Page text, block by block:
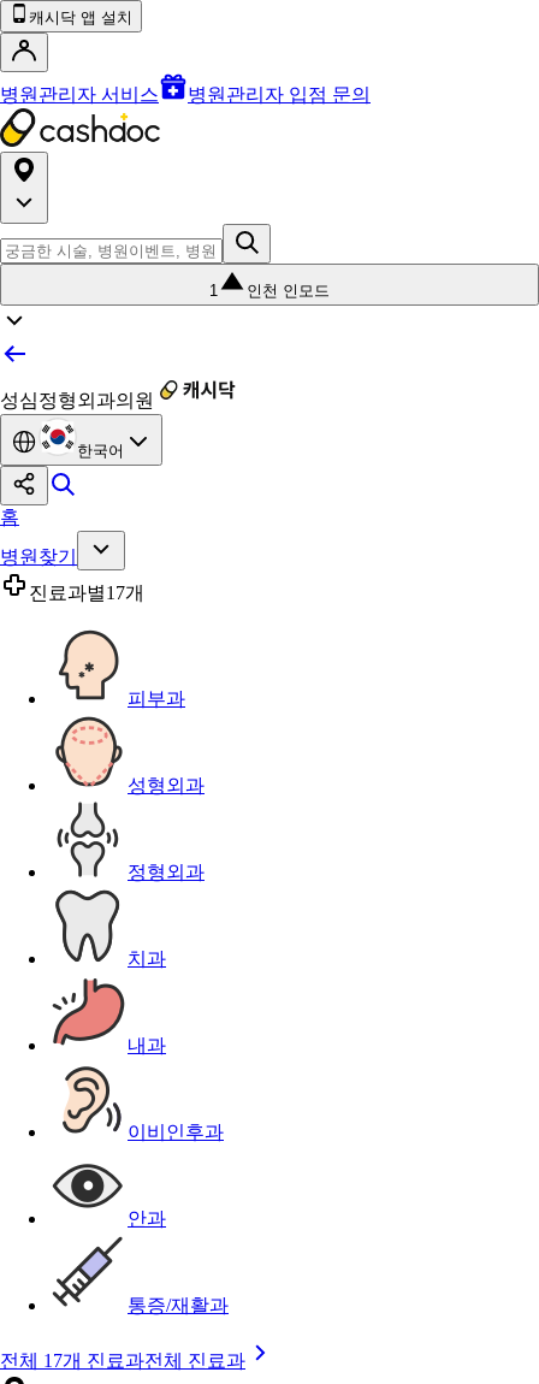
캐시닥 앱 설치
병원관리자 서비스 병원관리자 입점 문의
1 인천 인모드
성심정형외과의원
한국어
홈
병원찾기
진료과별17개
피부과
성형외과
정형외과
치과
내과
이비인후과
안과
통증/재활과
전체 17개 진료과전체 진료과